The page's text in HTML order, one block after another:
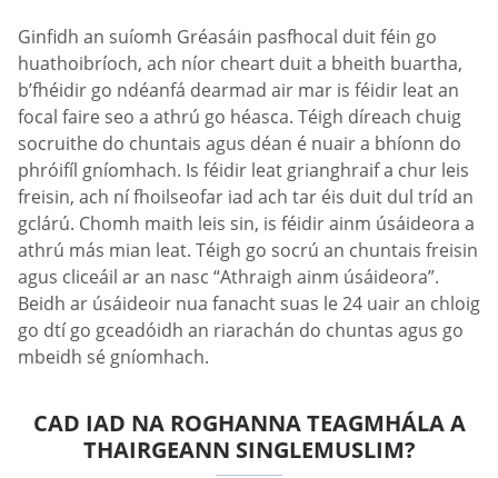
Ginfidh an suíomh Gréasáin pasfhocal duit féin go
huathoibríoch, ach níor cheart duit a bheith buartha,
b’fhéidir go ndéanfá dearmad air mar is féidir leat an
focal faire seo a athrú go héasca. Téigh díreach chuig
socruithe do chuntais agus déan é nuair a bhíonn do
phróifíl gníomhach. Is féidir leat grianghraif a chur leis
freisin, ach ní fhoilseofar iad ach tar éis duit dul tríd an
gclárú. Chomh maith leis sin, is féidir ainm úsáideora a
athrú más mian leat. Téigh go socrú an chuntais freisin
agus cliceáil ar an nasc “Athraigh ainm úsáideora”.
Beidh ar úsáideoir nua fanacht suas le 24 uair an chloig
go dtí go gceadóidh an riarachán do chuntas agus go
mbeidh sé gníomhach.
CAD IAD NA ROGHANNA TEAGMHÁLA A
THAIRGEANN SINGLEMUSLIM?